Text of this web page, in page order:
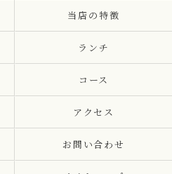
当店の特徴
ランチ
コース
アクセス
お問い合わせ